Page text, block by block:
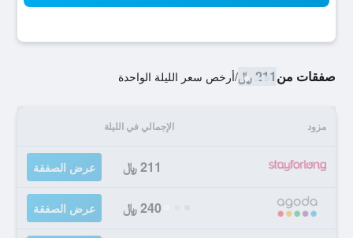
صفقات من211 ﷼ /أرخص سعر الليلة الواحدة
مزود الإجمالي في الليلة
211 ﷼ عرض الصفقة
240 ﷼ عرض الصفقة